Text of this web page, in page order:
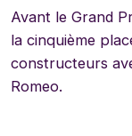
Avant le Grand
la cinquième
constructeurs
Romeo.